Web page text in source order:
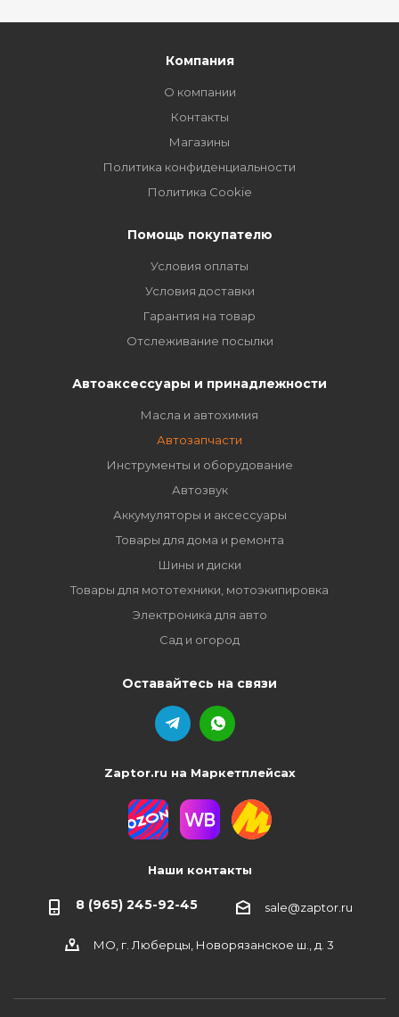
Компания
О компании
Контакты
Магазины
Политика конфиденциальности
Политика Cookie
Помощь покупателю
Условия оплаты
Условия доставки
Гарантия на товар
Отслеживание посылки
Автоаксессуары и принадлежности
Масла и автохимия
Автозапчасти
Инструменты и оборудование
Автозвук
Аккумуляторы и аксессуары
Товары для дома и ремонта
Шины и диски
Товары для мототехники, мотоэкипировка
Электроника для авто
Сад и огород
Оставайтесь на связи
Zaptor.ru на Маркетплейсах
Наши контакты
8 (965) 245-92-45 sale@zaptor.ru
МО, г. Люберцы, Новорязанское ш., д. 3